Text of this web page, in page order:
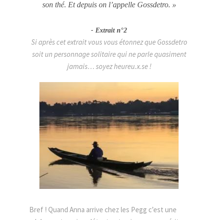
son thé. Et depuis on l’appelle Gossdetro. »
Extrait n°2
Si après cet extrait vous vous étonnez que Gossdetro
soit un personnage solitaire qui ne parle quasiment
jamais… soyez heureu.x.se !
Bref ! Quand Anna arrive chez les Pegg c’est une